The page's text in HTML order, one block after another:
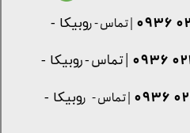
| تماس - روبیکا -
| تماس - روبیکا -
| تماس - روبیکا -